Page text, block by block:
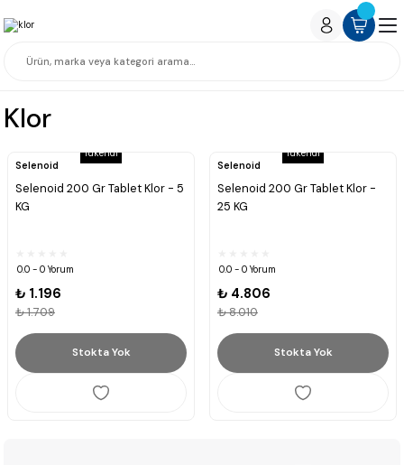
Klor
Tükendi
Selenoid
Selenoid 200 Gr Tablet Klor - 5
KG
0.0 - 0 Yorum
₺ 1.196
₺ 1.709
Stokta Yok
Tükendi
Selenoid
Selenoid 200 Gr Tablet Klor -
25 KG
0.0 - 0 Yorum
₺ 4.806
₺ 8.010
Stokta Yok